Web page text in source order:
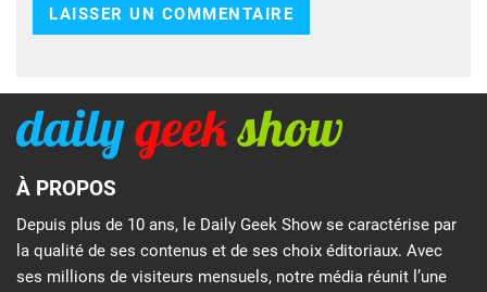
À PROPOS
Depuis plus de 10 ans, le Daily Geek Show se caractérise par
la qualité de ses contenus et de ses choix éditoriaux. Avec
ses millions de visiteurs mensuels, notre média réunit l’une